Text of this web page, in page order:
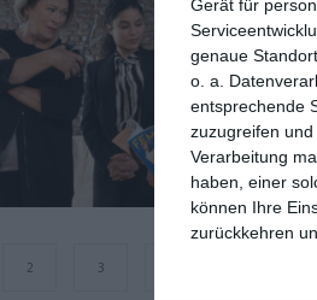
Gerät für
genaue
o. a.
entsprechende
zuzugreifen
Verarbeitung
haben, einer
können Ihre
zurückkehren
VON 10
2 3